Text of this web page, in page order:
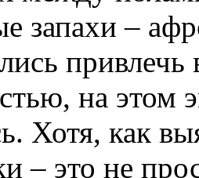
запахи –
на этом
Хотя, как
– это не